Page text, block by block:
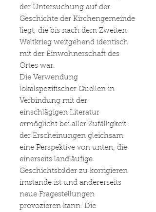
der Untersuchung auf der
Geschichte der Kirchengemeinde
liegt, die bis nach dem Zweiten
Weltkrieg weitgehend identisch
mit der Einwohnerschaft des
Ortes war.
Die Verwendung
lokalspezifischer Quellen in
Verbindung mit der
einschlägigen Literatur
ermöglicht bei aller Zufälligkeit
der Erscheinungen gleichsam
eine Perspektive von unten, die
einerseits landläufige
Geschichtsbilder zu korrigieren
imstande ist und andererseits
neue Fragestellungen
provozieren kann. Die